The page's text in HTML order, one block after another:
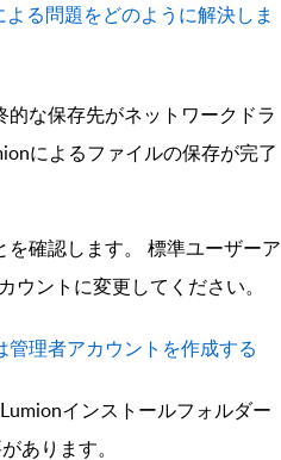
る問題をどのように解決しま
な保存先がネットワークドラ
によるファイルの保存が完了
確認します。 標準ユーザーア
ントに変更してください。
理者アカウントを作成する
umionインストールフォルダー
あります。